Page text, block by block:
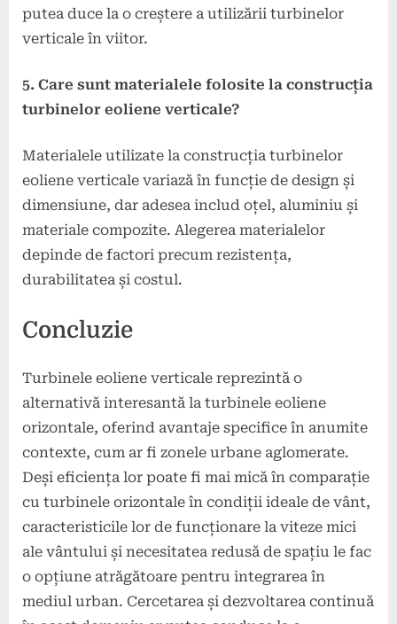
putea duce la o creștere a utilizării turbinelor
verticale în viitor.
5. Care sunt materialele folosite la construcția
turbinelor eoliene verticale?
Materialele utilizate la construcția turbinelor
eoliene verticale variază în funcție de design și
dimensiune, dar adesea includ oțel, aluminiu și
materiale compozite. Alegerea materialelor
depinde de factori precum rezistența,
durabilitatea și costul.
Concluzie
Turbinele eoliene verticale reprezintă o
alternativă interesantă la turbinele eoliene
orizontale, oferind avantaje specifice în anumite
contexte, cum ar fi zonele urbane aglomerate.
Deși eficiența lor poate fi mai mică în comparație
cu turbinele orizontale în condiții ideale de vânt,
caracteristicile lor de funcționare la viteze mici
ale vântului și necesitatea redusă de spațiu le fac
o opțiune atrăgătoare pentru integrarea în
mediul urban. Cercetarea și dezvoltarea continuă